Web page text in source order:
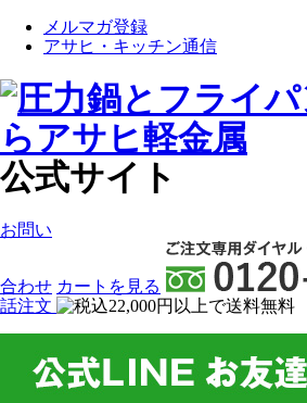
メルマガ登録
アサヒ・キッチン通信
公式サイト
お問い
合わせ カート を見る
話注文